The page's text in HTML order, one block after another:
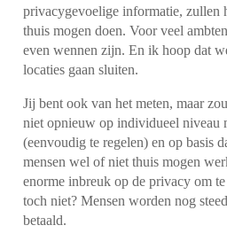
privacygevoelige informatie, zullen
thuis mogen doen. Voor veel
even wennen zijn. En ik hoop dat
locaties gaan sluiten.
Jij bent ook van het meten, maar
niet opnieuw op individueel niveau
(eenvoudig te regelen) en op basis
mensen wel of niet thuis mogen
enorme inbreuk op de privacy om
toch niet? Mensen worden nog
betaald.